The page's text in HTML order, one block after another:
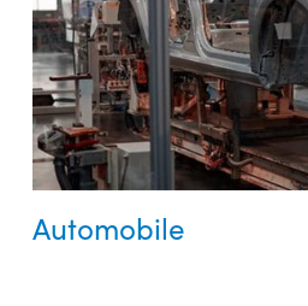
Automobile